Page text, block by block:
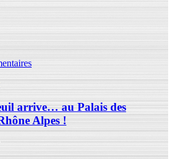
arrive… au Palais des
Alpes !